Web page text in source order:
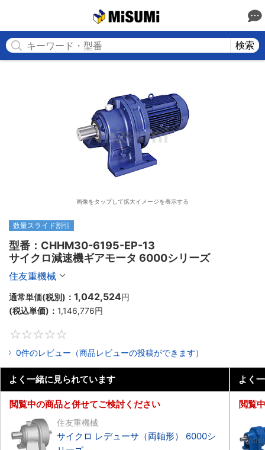
検索
画像をタップして拡大イメージを表示する
数量スライド割引
型番：CHHM30-6195-EP-13
サイクロ減速機ギアモータ 6000シリーズ
住友重機械
通常単価(税別)： 1,042,524円
(税込単価)： 1,146,776円
0件のレビュー（商品レビューの投稿ができます）
よく一緒に見られています
閲覧中の商品と併せてご検討ください
住友重機械
サイクロ レデューサ（両軸形） 6000シ
よく
閲覧